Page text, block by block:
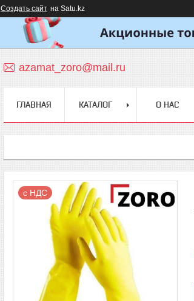
Создать сайт на Satu.kz
azamat_zoro@mail.ru
ГЛАВНАЯ КАТАЛОГ О НАС
с НДС